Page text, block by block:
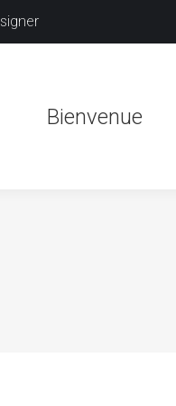
Bienvenue
Bienvenue